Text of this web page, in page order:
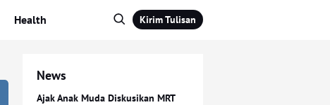
Health Kirim Tulisan
News
Ajak Anak Muda Diskusikan MRT